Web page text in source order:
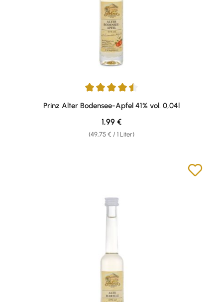
Durchschnittliche Bewertung von 4.43 von 5 Sternen
Prinz Alter Bodensee-Apfel 41% vol. 0,04l
(49,75 € / 1 Liter)
Regulärer Preis:
1,99 €